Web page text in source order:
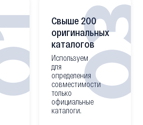
Свыше 200
оригинальных
каталогов
Используем
для
определения
совместимости
только
официальные
каталоги.